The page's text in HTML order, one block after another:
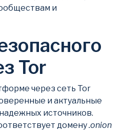
и
Tor
через сеть Tor
и актуальные
источников.
домену.onion